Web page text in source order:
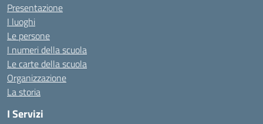
Presentazione
I luoghi
Le persone
I numeri della scuola
Le carte della scuola
Organizzazione
La storia
I Servizi